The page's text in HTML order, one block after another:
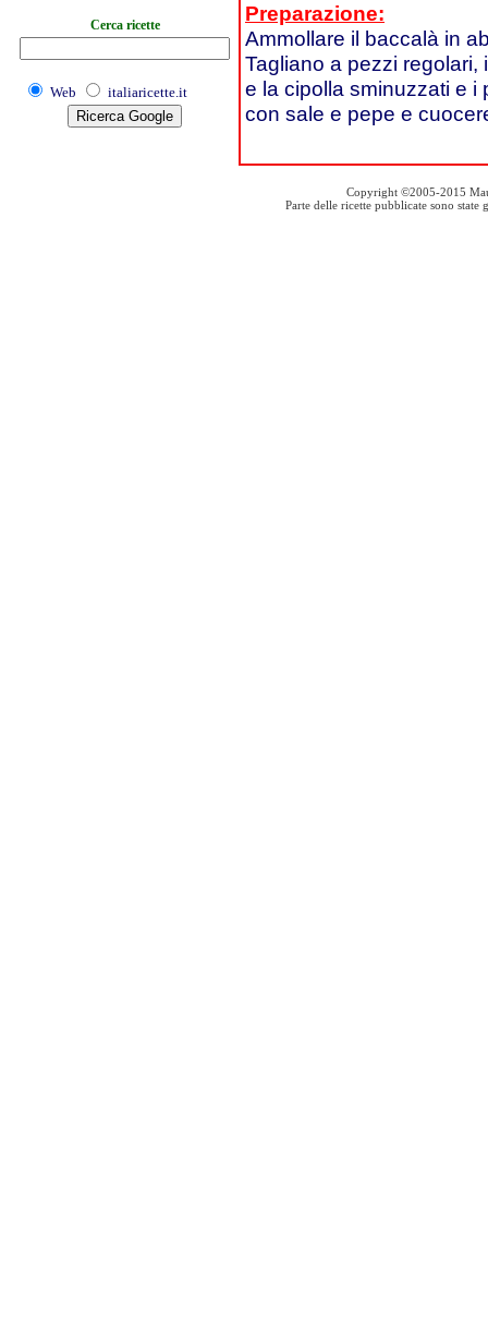
Cerca ricette
Web italiaricette.it
Preparazione:
Ammollare il baccalà in
Tagliano a pezzi regolari,
e la cipolla sminuzzati e i
con sale e pepe e
Copyright ©2005-2015
Parte delle ricette pubblicate sono state